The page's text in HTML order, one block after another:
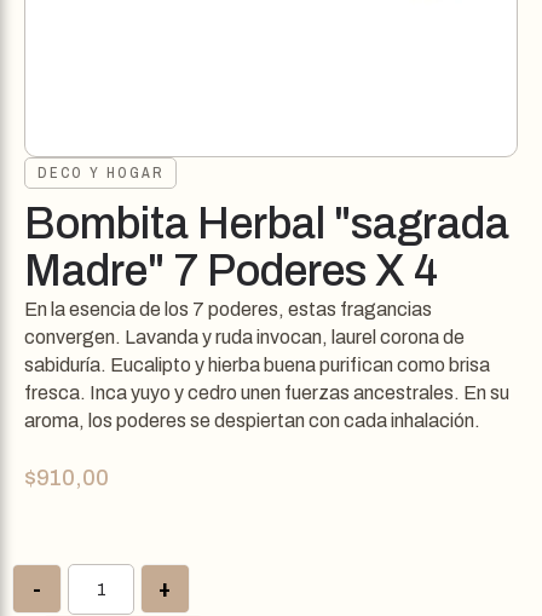
DECO Y HOGAR
Bombita Herbal "sagrada
Madre" 7 Poderes X 4
En la esencia de los 7 poderes, estas fragancias
convergen. Lavanda y ruda invocan, laurel corona de
sabiduría. Eucalipto y hierba buena purifican como brisa
fresca. Inca yuyo y cedro unen fuerzas ancestrales. En su
aroma, los poderes se despiertan con cada inhalación.
$910,00
- +